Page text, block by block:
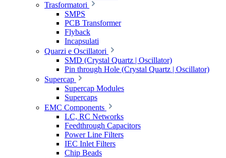
Trasformatori
SMPS
PCB Transformer
Flyback
Incapsulati
Quarzi e Oscillatori
SMD (Crystal Quartz | Oscillator)
Pin through Hole (Crystal Quartz | Oscillator)
Supercap
Supercap Modules
Supercaps
EMC Components
LC, RC Networks
Feedthrough Capacitors
Power Line Filters
IEC Inlet Filters
Chip Beads